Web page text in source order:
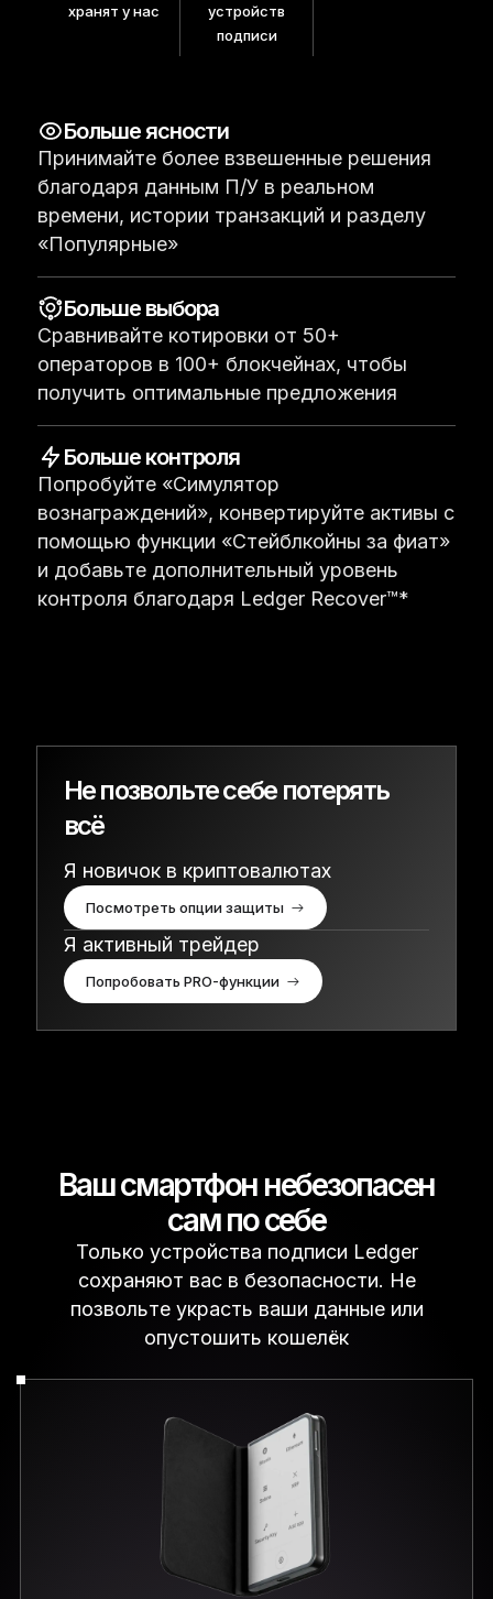
Наборы
Лимитированные версии
Все продукты
Сравнить устройства Ledger
хранят у нас
устройств
подписи
Больше ясности
Принимайте более взвешенные решения
благодаря данным П/У в реальном
времени, истории транзакций и разделу
«Популярные»
Больше выбора
Сравнивайте котировки от 50+
операторов в 100+ блокчейнах, чтобы
получить оптимальные предложения
Больше контроля
Попробуйте «Симулятор
вознаграждений», конвертируйте активы с
помощью функции «Стейблкойны за фиат»
и добавьте дополнительный уровень
контроля благодаря Ledger Recover™*
Не позвольте себе потерять
всё
Я новичок в криптовалютах
Посмотреть опции защиты
Я активный трейдер
Попробовать PRO-функции
Ваш смартфон небезопасен
сам по себе
Только устройства подписи Ledger
сохраняют вас в безопасности. Не
позвольте украсть ваши данные или
опустошить кошелёк